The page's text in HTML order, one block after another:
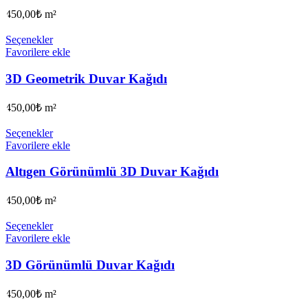
450,00₺ m²
Seçenekler
Favorilere ekle
3D Geometrik Duvar Kağıdı
450,00₺ m²
Seçenekler
Favorilere ekle
Altıgen Görünümlü 3D Duvar Kağıdı
450,00₺ m²
Seçenekler
Favorilere ekle
3D Görünümlü Duvar Kağıdı
450,00₺ m²